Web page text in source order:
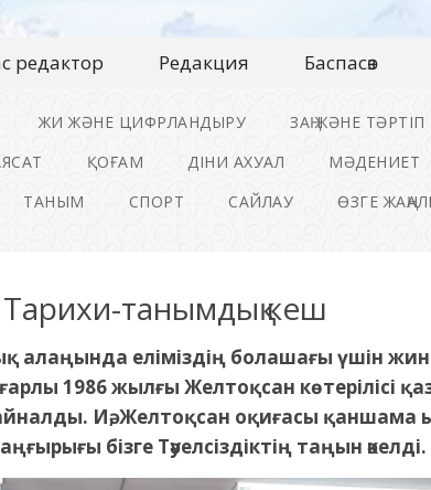
редактор Редакция Баспасөз
ЖИ ЖӘНЕ ЦИФРЛАНДЫРУ ЗАҢ ЖӘНЕ ТӘРТІП
ҚОҒАМ ДІНИ АХУАЛ МӘДЕНИЕТ
ТАНЫМ СПОРТ САЙЛАУ ӨЗГЕ
Тарихи-танымдық кеш
алаңында еліміздің болашағы үшін
1986 жылғы Желтоқсан көтерілісі
Иә, Желтоқсан оқиғасы қаншама
бізге Тәуелсіздіктің таңын әкелді.